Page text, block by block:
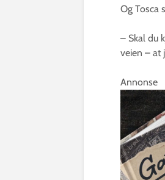
Og Tosca
– Skal du
veien – at
Annonse